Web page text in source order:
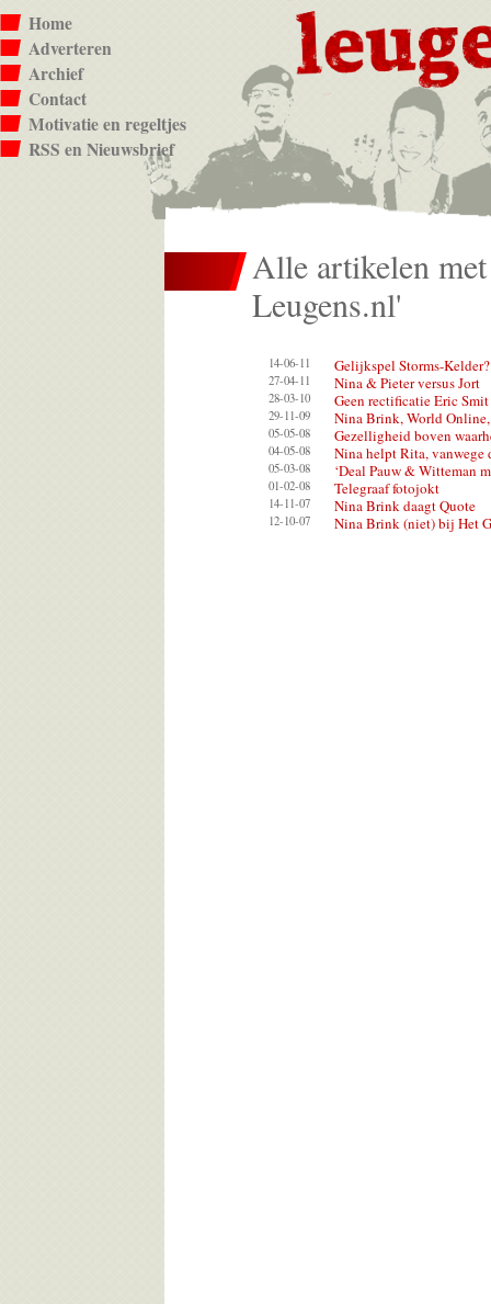
Home
Adverteren
Archief
Contact
Motivatie en regeltjes
RSS en Nieuwsbrief
Alle artikelen
Leugens.nl'
14-06-11 Gelijkspel Storms-Kelder?
27-04-11 Nina & Pieter versus Jort
28-03-10 Geen rectificatie Eric
29-11-09 Nina Brink, World
05-05-08 Gezelligheid boven
04-05-08 Nina helpt Rita, vanwege
05-03-08 ‘Deal Pauw & Witteman
01-02-08 Telegraaf fotojokt
14-11-07 Nina Brink daagt Quote
12-10-07 Nina Brink (niet) bij Het